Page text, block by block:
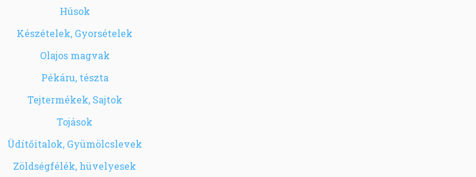
Húsok
Készételek, Gyorsételek
Olajos magvak
Pékáru, tészta
Tejtermékek, Sajtok
Tojások
Üdítőitalok, Gyümölcslevek
Zöldségfélék, hüvelyesek